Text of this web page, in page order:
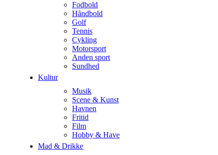
Fodbold
Håndbold
Golf
Tennis
Cykling
Motorsport
Anden sport
Sundhed
Kultur
Musik
Scene & Kunst
Havnen
Fritid
Film
Hobby & Have
Mad & Drikke